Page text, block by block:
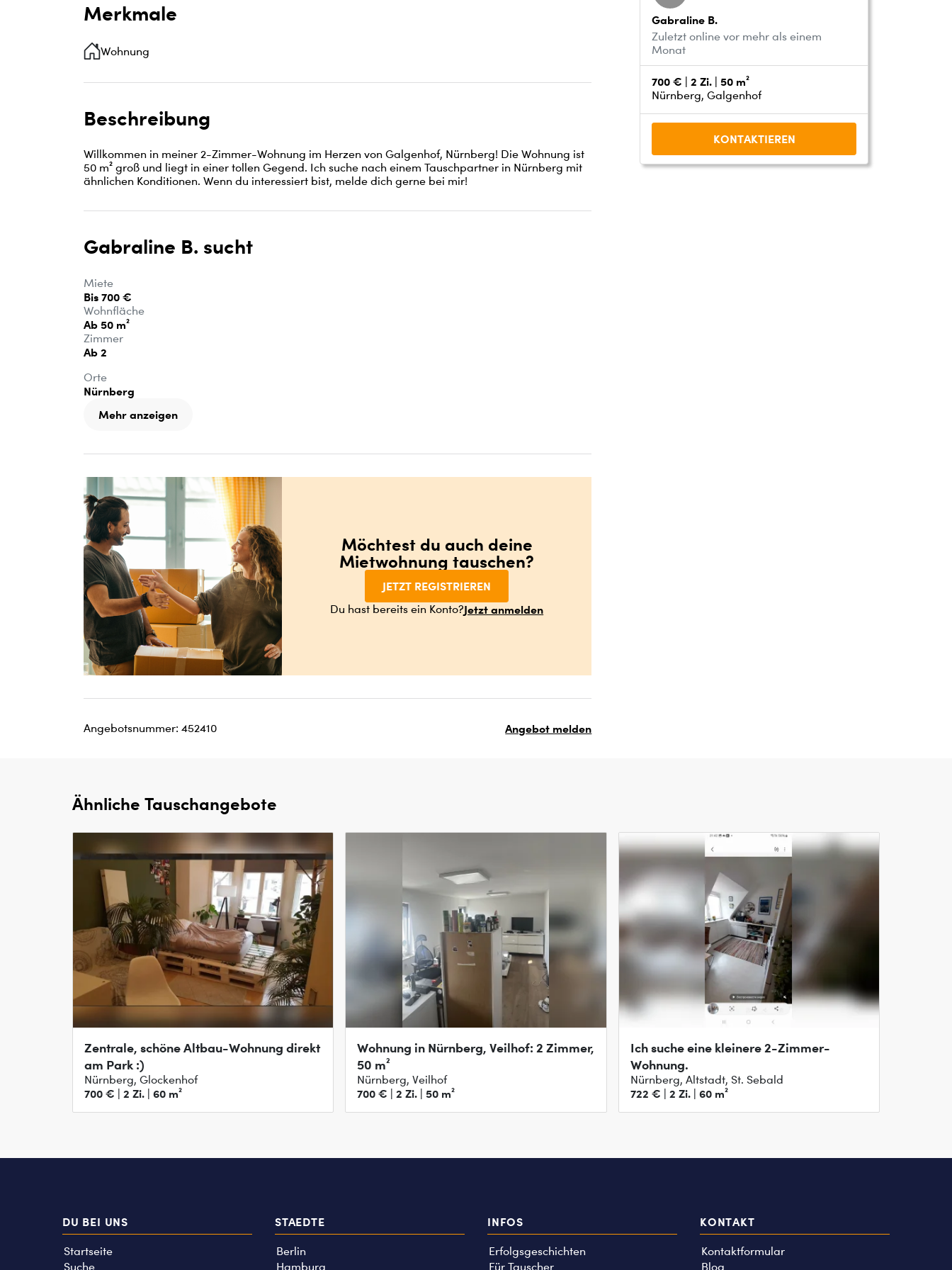
Merkmale
Wohnung
Beschreibung
Willkommen in meiner 2-Zimmer-Wohnung im Herzen von Galgenhof, Nürnberg! Die Wohnung ist
50 m² groß und liegt in einer tollen Gegend. Ich suche nach einem Tauschpartner in Nürnberg mit
ähnlichen Konditionen. Wenn du interessiert bist, melde dich gerne bei mir!
Gabraline B. sucht
Miete
Bis 700 €
Wohnfläche
Ab 50 m²
Zimmer
Ab 2
Orte
Nürnberg
Mehr anzeigen
Möchtest du auch deine
Mietwohnung tauschen?
JETZT REGISTRIEREN
Du hast bereits ein Konto?Jetzt anmelden
Angebotsnummer: 452410 Angebot melden
Gabraline B.
Zuletzt online vor mehr als einem
Monat
700 € | 2 Zi. | 50 m²
Nürnberg, Galgenhof
KONTAKTIEREN
Ähnliche Tauschangebote
Zentrale, schöne Altbau-Wohnung direkt
am Park :)
Nürnberg, Glockenhof
700 € | 2 Zi. | 60 m²
Wohnung in Nürnberg, Veilhof: 2 Zimmer,
50 m²
Nürnberg, Veilhof
700 € | 2 Zi. | 50 m²
Ich suche eine kleinere 2-Zimmer-
Wohnung.
Nürnberg, Altstadt, St. Sebald
722 € | 2 Zi. | 60 m²
DU BEI UNS
Startseite
Suche
STAEDTE
Berlin
Hamburg
INFOS
Erfolgsgeschichten
Für Tauscher
KONTAKT
Kontaktformular
Blog